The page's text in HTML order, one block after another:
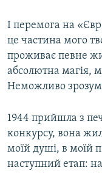
І перемога на
це частина мого
проживає певне
абсолютна магія,
Неможливо
1944 прийшла з
конкурсу, вона
моїй душі, в моїй
наступний етап: